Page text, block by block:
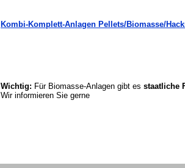
Kombi-Komplett-Anlagen Pellets/Biomasse/
Wichtig: Für Biomasse-Anlagen gibt es staatliche
Wir informieren Sie gerne